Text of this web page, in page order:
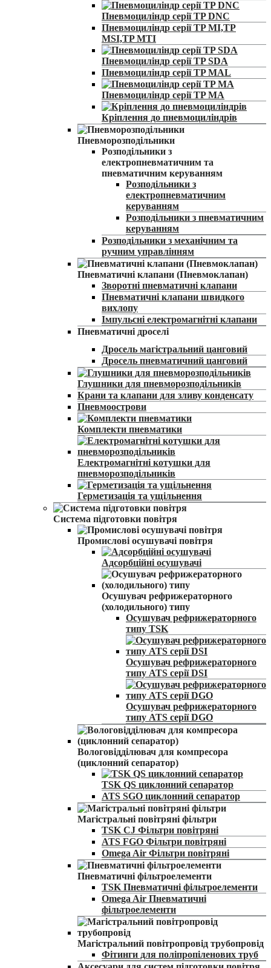
Пневмоциліндр серії TP DNC
Пневмоциліндр серії TP MI,TP
MSI,TP MTI
Пневмоциліндр серії TP SDA
Пневмоциліндр серії TP MAL
Пневмоциліндр серії TP MA
Кріплення до пневмоциліндрів
Пневморозподільники
Розподільники з
електропневматичним та
пневматичним керуванням
Розподільники з
електропневматичним
керуванням
Розподільники з пневматичним
керуванням
Розподільники з механічним та
ручним управлінням
Пневматичні клапани (Пневмоклапан)
Зворотні пневматичні клапани
Пневматичні клапани швидкого
вихлопу
Імпульсні електромагнітні клапани
Пневматичні дроселі
Дросель магістральний цанговий
Дросель пневматичний цанговий
Глушники для пневморозподільників
Крани та клапани для зливу конденсату
Пневмоострови
Комплекти пневматики
Електромагнітні котушки для
пневморозподільників
Герметизація та ущільнення
Система підготовки повітря
Промислові осушувачі повітря
Адсорбційні осушувачі
Осушувач рефрижераторного
(холодильного) типу
Осушувач рефрижераторного
типу TSK
Осушувач рефрижераторного
типу ATS серії DSI
Осушувач рефрижераторного
типу ATS серії DGO
Вологовідділювач для компресора
(циклонний сепаратор)
TSK QS циклонний сепаратор
ATS SGO циклонний сепаратор
Магістральні повітряні фільтри
TSK CJ Фільтри повітряні
ATS FGO Фільтри повітряні
Omega Air Фільтри повітряні
Пневматичні фільтроелементи
TSK Пневматичні фільтроелементи
Omega Air Пневматичні
фільтроелементи
Магістральний повітропровід трубопровід
Фітинги для поліпропіленових труб